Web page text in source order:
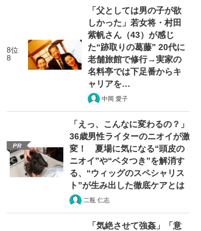
8位
8
「父としては男の子が欲
しかった」若女将・村田
紫帆さん（43）が感じ
た“跡取りの葛藤” 20代に
老舗旅館で修行→実家の
名料亭では下足番からキ
ャリアを…
中岡 愛子
PR
「えっ、こんなに変わるの？」
36歳男性ライターのニオイが激
変！ 夏場に気になる“頭皮の
ニオイ”や“ベタつき”を解消す
る、“ウィッグのスペシャリス
ト”が生み出した徹底ケアとは
二瓶 仁志
「気絶させて強姦」「意